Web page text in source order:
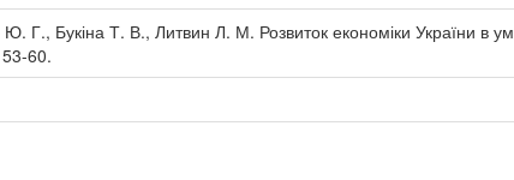
Г., Букіна Т. В., Литвин Л. М. Розвиток економіки України в
60.